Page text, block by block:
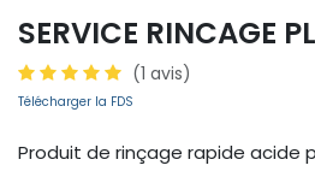
SERVICE RINCAGE
(1 avis)
Télécharger la FDS
Produit de rinçage rapide acide